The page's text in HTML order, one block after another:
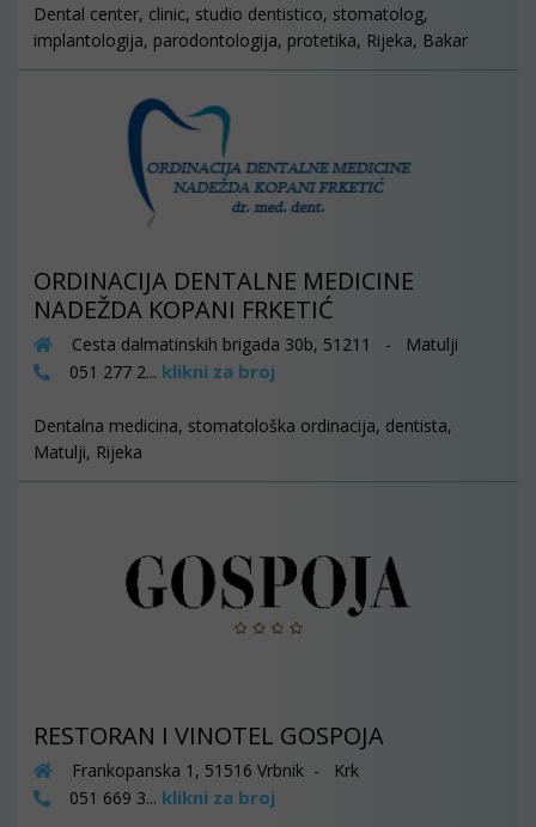
Dental center, clinic, studio dentistico, stomatolog,
implantologija, parodontologija, protetika, Rijeka, Bakar
ORDINACIJA DENTALNE MEDICINE
NADEŽDA KOPANI FRKETIĆ
Cesta dalmatinskih brigada 30b, 51211 - Matulji
051 277 2... klikni za broj
Dentalna medicina, stomatološka ordinacija, dentista,
Matulji, Rijeka
RESTORAN I VINOTEL GOSPOJA
Frankopanska 1, 51516 Vrbnik - Krk
051 669 3... klikni za broj